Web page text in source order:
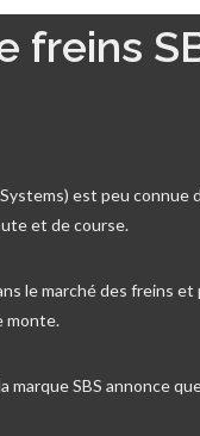
freins
Systems) est peu
et de course.
le marché des freins
monte.
marque SBS annonce